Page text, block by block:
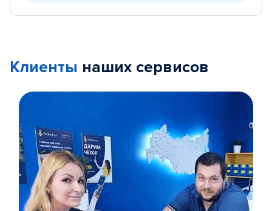
Клиенты наших сервисов